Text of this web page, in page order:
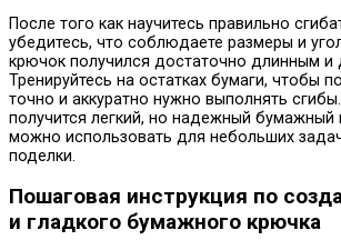
После того как научитесь правильно
убедитесь, что соблюдаете размеры и
крючок получился достаточно длинным и
Тренируйтесь на остатках бумаги, чтобы
точно и аккуратно нужно выполнять
получится легкий, но надежный бумажный
можно использовать для небольших
поделки.
Пошаговая инструкция по
и гладкого бумажного крючка